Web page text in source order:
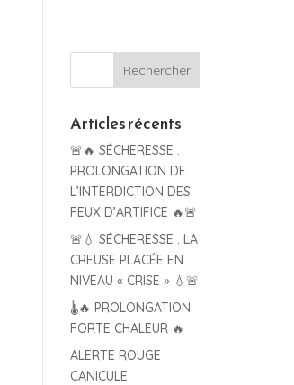
Articles récents
🚨🔥 SÉCHERESSE :
PROLONGATION DE
L’INTERDICTION DES
FEUX D’ARTIFICE 🔥🚨
🚨💧 SÉCHERESSE : LA
CREUSE PLACÉE EN
NIVEAU « CRISE » 💧🚨
🌡️🔥 PROLONGATION
FORTE CHALEUR 🔥
ALERTE ROUGE
CANICULE